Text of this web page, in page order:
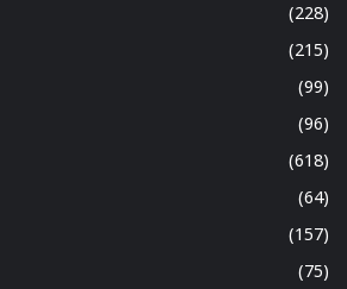
(228)
(215)
(99)
(96)
(618)
(64)
(157)
(75)